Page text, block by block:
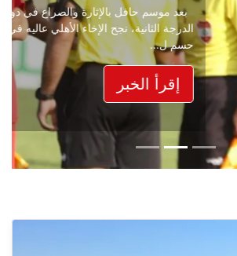
حافل بالإثارة والصراع في دوري
نجح الإخاء الأهلي عاليه في